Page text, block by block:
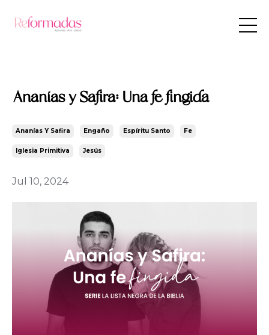
Ananías y Safira: Una fe fingida
Ananías Y Safira Engaño Espíritu Santo Fe
Iglesia Primitiva Jesús
Jul 10, 2024